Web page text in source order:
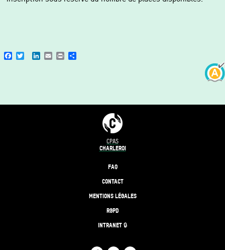
Facebook
TwitterLinkedIn
EmailPrint
CPAS
CHARLEROI
FAQ
CONTACT
MENTIONS LÉGALES
RGPD
INTRANET 🔒